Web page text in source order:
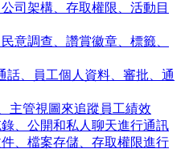
司架構、存取權限、活動目
意調查、讚賞徽章、標籤、
話、員工個人資料、審批、通
主管視圖來追蹤員工績效
、公開和私人聊天進行通訊
、檔案存儲、存取權限進行